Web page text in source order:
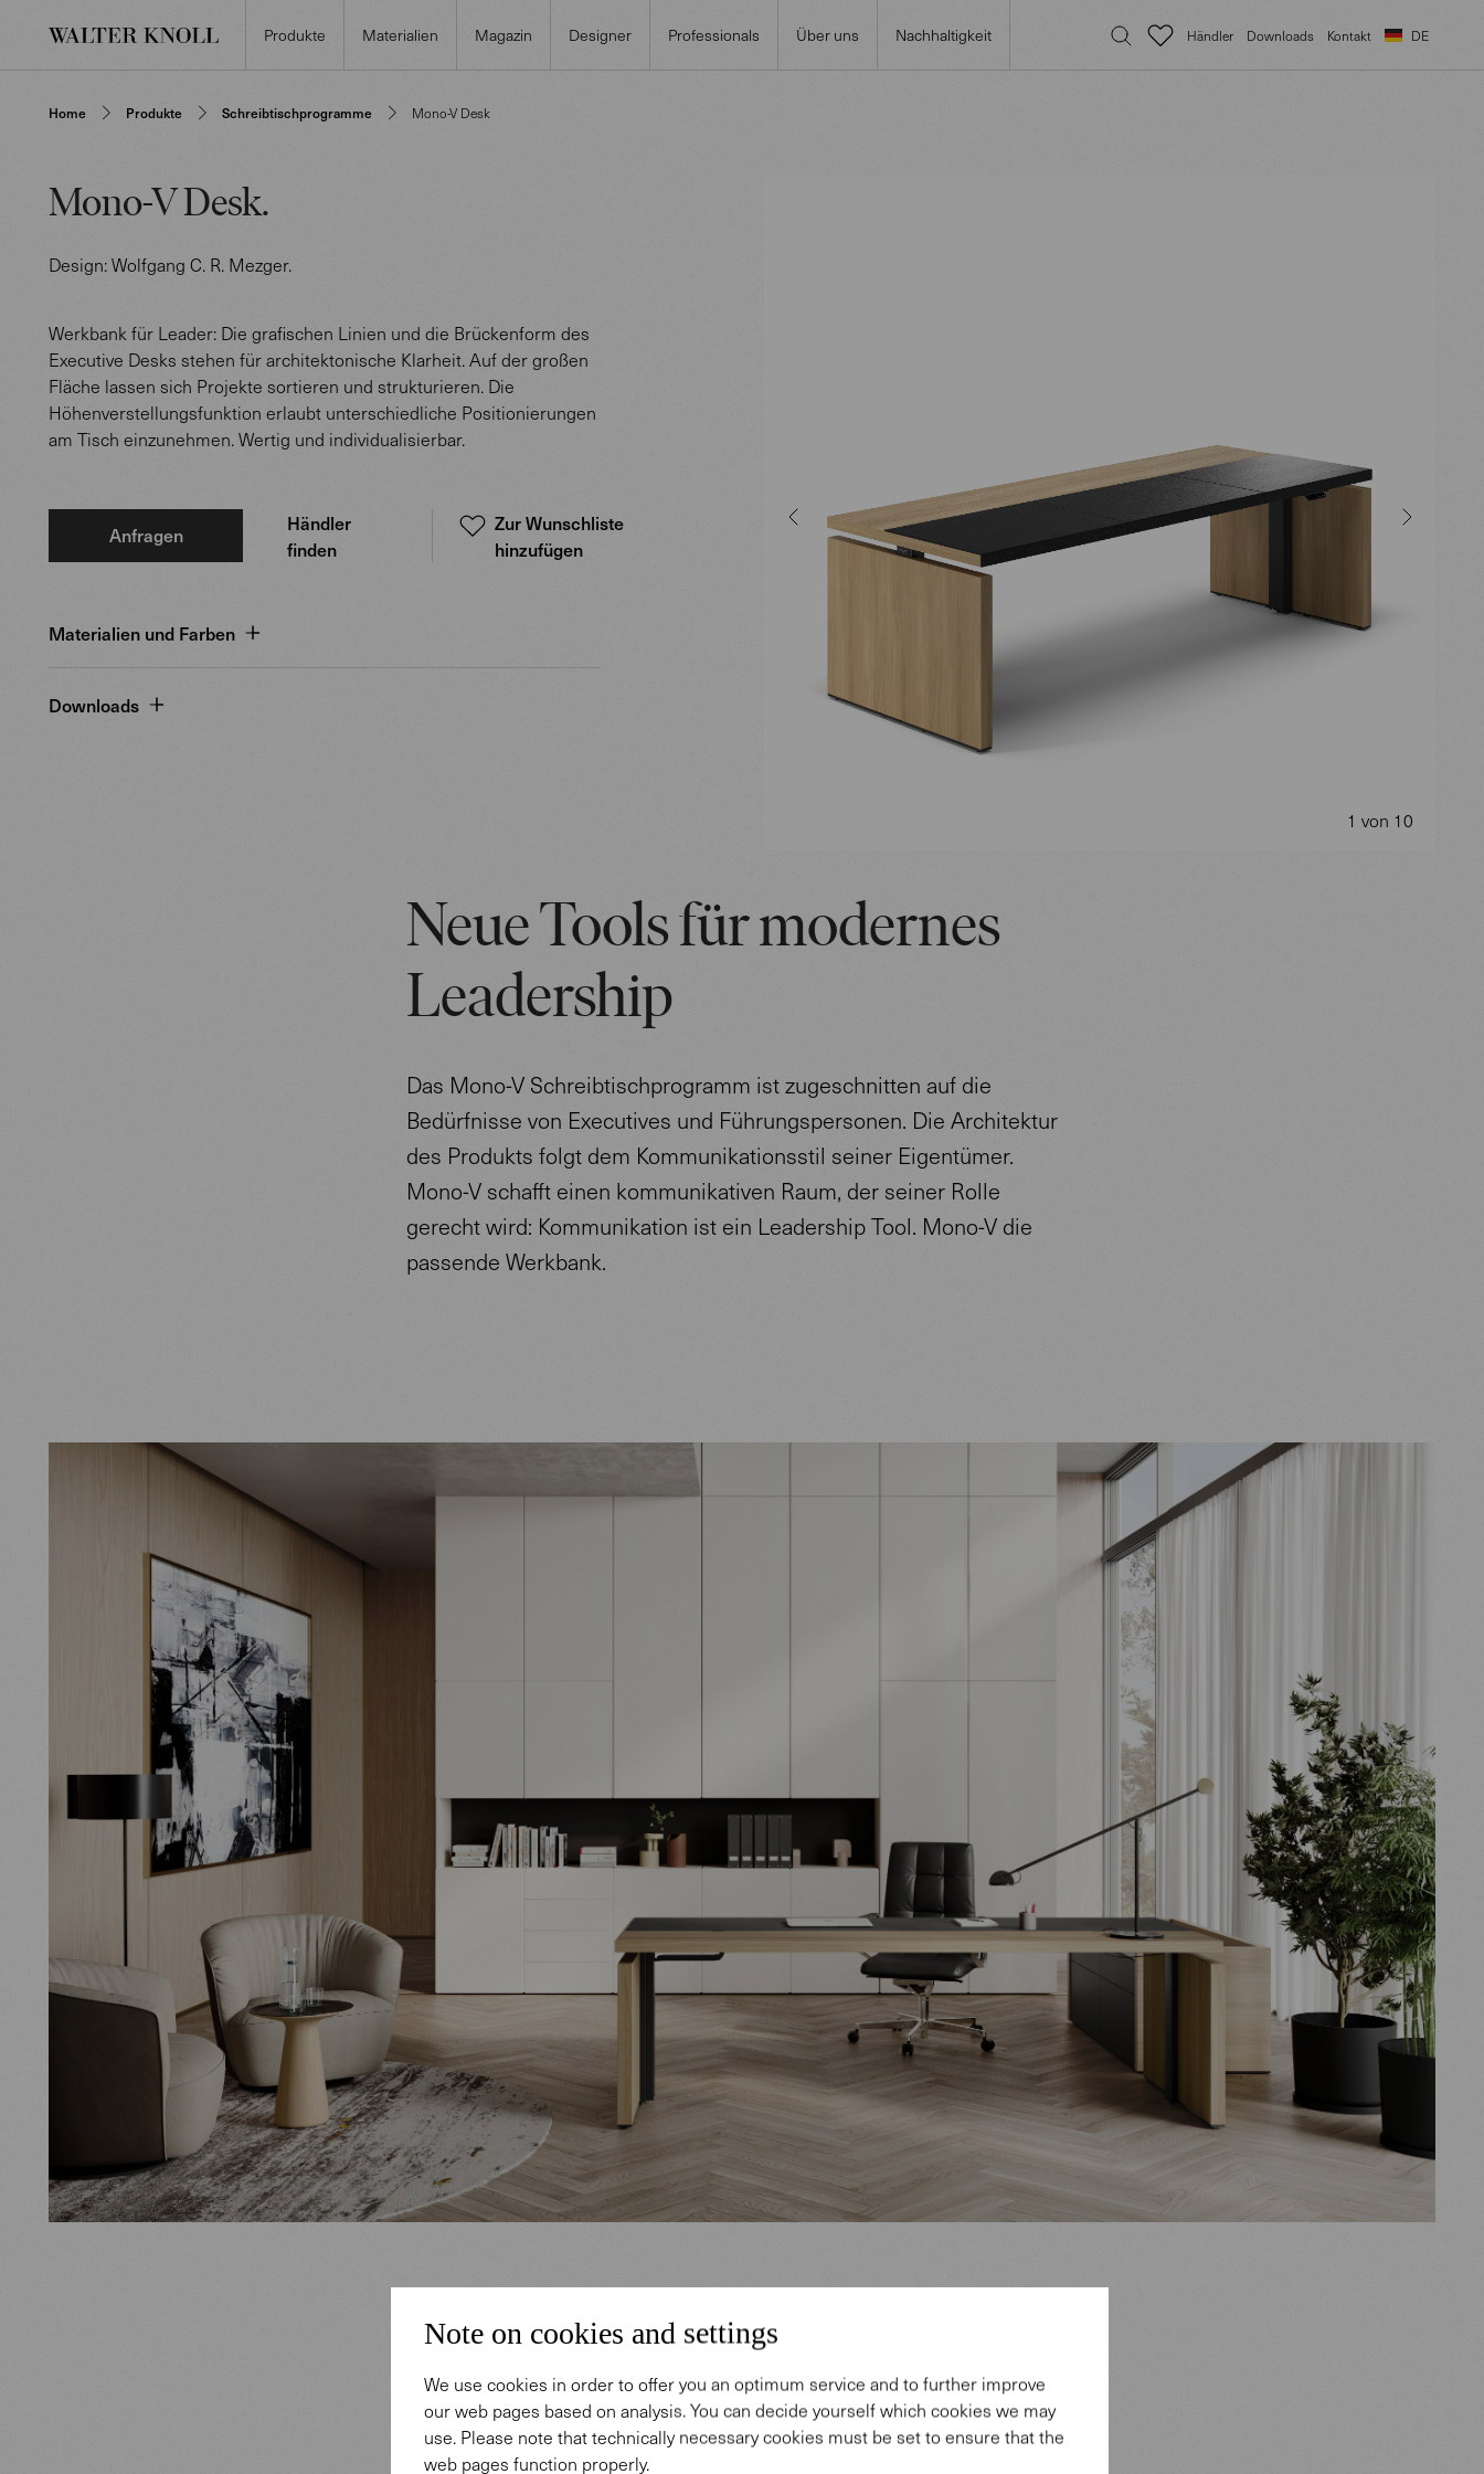
Produkte Materialien Magazin Designer Professionals Über uns Nachhaltigkeit Händler Downloads Kontakt DE
Home Produkte Schreibtischprogramme Mono-V Desk
Mono-V Desk.
Design:Wolfgang C. R. Mezger.
Werkbank für Leader: Die grafischen Linien und die Brückenform des
Executive Desks stehen für architektonische Klarheit. Auf der großen
Fläche lassen sich Projekte sortieren und strukturieren. Die
Höhenverstellungsfunktion erlaubt unterschiedliche Positionierungen
am Tisch einzunehmen. Wertig und individualisierbar.
Anfragen
Händler
finden
Zur Wunschliste
hinzufügen
Materialien und Farben
Downloads
1 von 10
Neue Tools für modernes
Leadership
Das Mono-V Schreibtischprogramm ist zugeschnitten auf die
Bedürfnisse von Executives und Führungspersonen. Die Architektur
des Produkts folgt dem Kommunikationsstil seiner Eigentümer.
Mono-V schafft einen kommunikativen Raum, der seiner Rolle
gerecht wird: Kommunikation ist ein Leadership Tool. Mono-V die
passende Werkbank.
Monolithisch, variabel
Zwei Vertikale tragen eine Horizontale – wie bei der Kultstätte
Stonehenge. Bei diesem beindrucken-den Monument fand Wolfgang
Note on cookies and settings
We use cookies in order to offer you an optimum service and to further improve
our web pages based on analysis. You can decide yourself which cookies we may
use. Please note that technically necessary cookies must be set to ensure that the
web pages function properly.